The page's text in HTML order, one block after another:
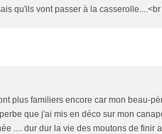
qu'ils vont passer à la
plus familiers encore car mon beau-
que j'ai mis en déco sur mon
.... dur dur la vie des moutons de finir